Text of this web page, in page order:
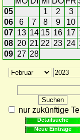
05
1 2 3
06
6 7 8 9 10
07 13 14 15 16 17
08 20 21 22 23 24
09 27 28
nur zukünftige
Detailsuche
Neue Einträge